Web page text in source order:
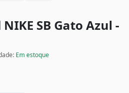
SB Gato Azul -
Em estoque